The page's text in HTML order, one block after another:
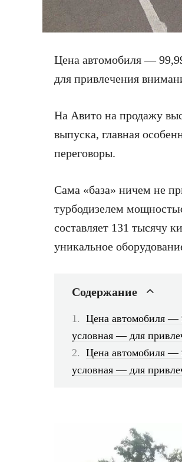
Цена автомобиля —
для привлечения
На Авито на продажу
выпуска, главная
переговоры.
Сама «база» ничем не
турбодизелем
составляет 131 тысячу
уникальное
Содержание
Цена автомобиля —
условная — для
Цена автомобиля —
условная — для